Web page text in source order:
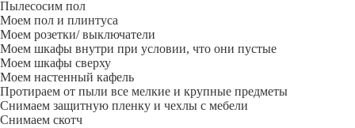
Пылесосим пол
Моем пол и плинтуса
Моем розетки/ выключатели
Моем шкафы внутри при условии, что они пустые
Моем шкафы сверху
Моем настенный кафель
Протираем от пыли все мелкие и крупные предметы
Снимаем защитную пленку и чехлы с мебели
Снимаем скотч